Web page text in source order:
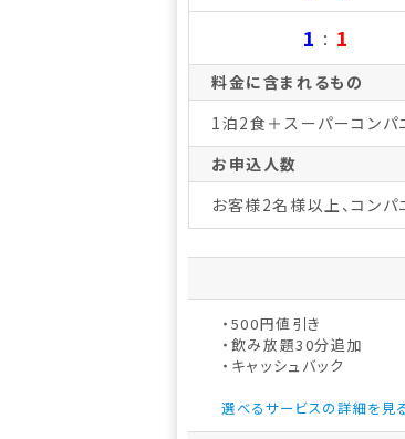
1 ： 1
料金に含まれるもの
1泊2食＋スーパーコン
お申込人数
お客様2名様以上、コン
・500円値引き
・飲み放題30分追加
・キャッシュバック
選べるサービスの詳細を見